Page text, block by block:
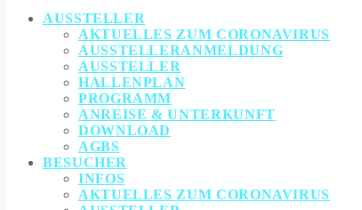
AUSSTELLER
AKTUELLES ZUM CORONAVIRUS
AUSSTELLERANMELDUNG
AUSSTELLER
HALLENPLAN
PROGRAMM
ANREISE & UNTERKUNFT
DOWNLOAD
AGBS
BESUCHER
INFOS
AKTUELLES ZUM CORONAVIRUS